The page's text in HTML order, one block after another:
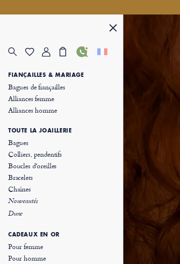
FIANÇAILLES & MARIAGE
Bagues de fiançailles
Alliances femme
Alliances homme
TOUTE LA JOAILLERIE
Bagues
Colliers, pendentifs
Boucles d'oreilles
Bracelets
Chaînes
Nouveautés
Dune
CADEAUX EN OR
Pour femme
Pour homme